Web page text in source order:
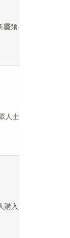
屬類
人士
購入